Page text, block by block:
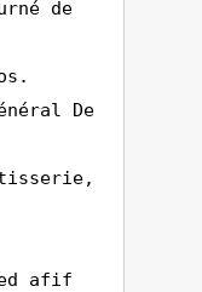
de
De
afif